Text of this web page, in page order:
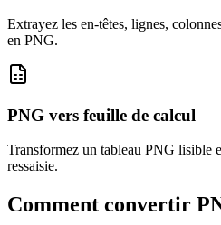
Extrayez les en-têtes, lignes,
en PNG.
PNG vers feuille de calcul
Transformez un tableau PNG
ressaisie.
Comment convertir